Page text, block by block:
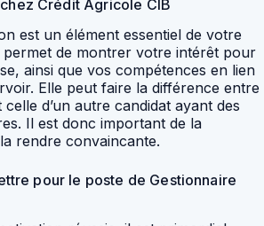
Crédit Agricole CIB
est un élément essentiel de votre
de montrer votre intérêt pour
ainsi que vos compétences en lien
Elle peut faire la différence entre
d’un autre candidat ayant des
Il est donc important de la
rendre convaincante.
pour le poste de Gestionnaire